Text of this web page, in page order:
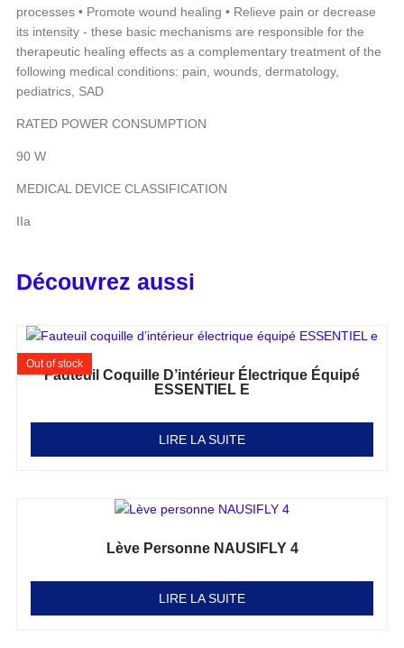
processes • Promote wound healing • Relieve pain or decrease
its intensity - these basic mechanisms are responsible for the
therapeutic healing effects as a complementary treatment of the
following medical conditions: pain, wounds, dermatology,
pediatrics, SAD
RATED POWER CONSUMPTION
90 W
MEDICAL DEVICE CLASSIFICATION
IIa
Découvrez aussi
Fauteuil Coquille D’intérieur Électrique Équipé
ESSENTIEL E
Out of stock
LIRE LA SUITE
Lève Personne NAUSIFLY 4
LIRE LA SUITE